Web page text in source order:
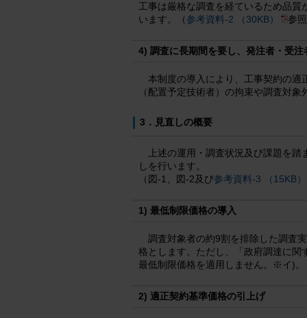
工事は厳格な調査を経ているため品
います。（参考資料-2 （30KB） 参照
4) 調査に長期間を要し、発注者・受注
本制度の導入により、工事契約の適
（配置予定技術者）の拘束や調査対
3．見直しの概要
上述の運用・調査状況及び課題を
しを行います。
（図-1、図-2及び参考資料-3 （15KB）
1) 最低制限価格の導入
調査対象者の約9割を排除した調査
格とします。ただし、「政府調達に関
最低制限価格を適用しません。
※イ)。
2) 適正契約基準価格の引上げ